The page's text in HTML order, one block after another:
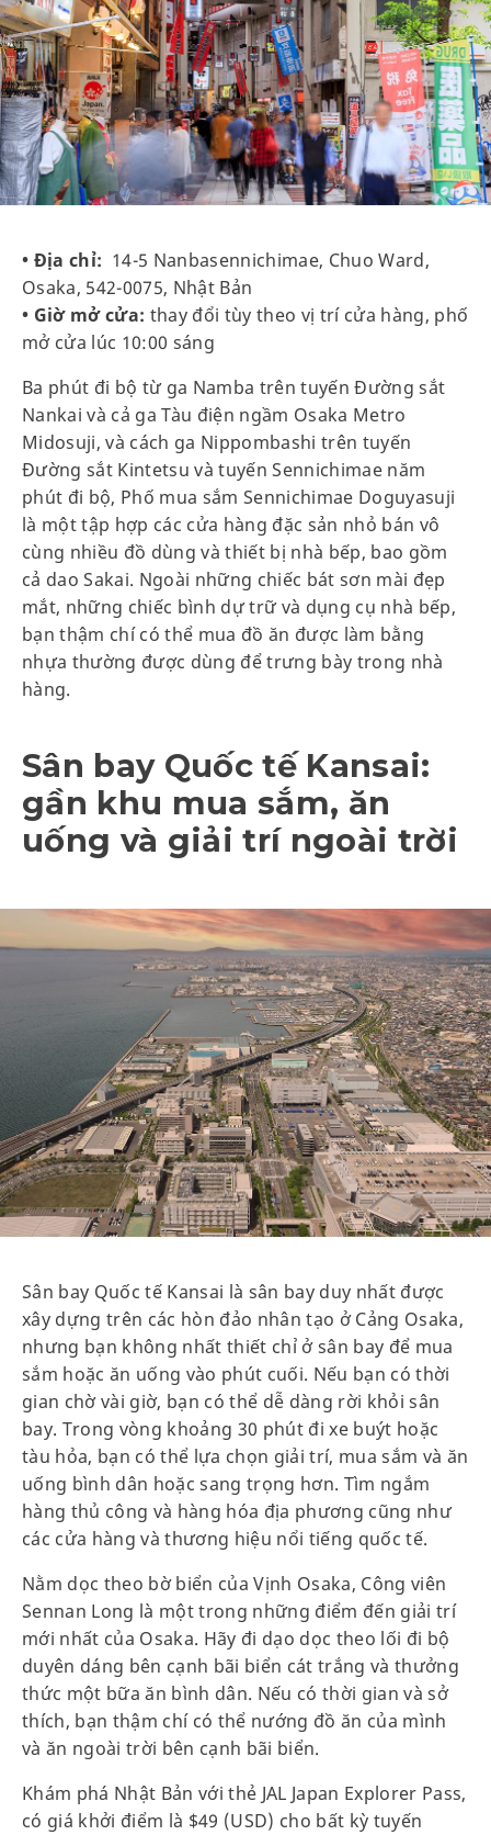
• Địa chỉ: 14-5 Nanbasennichimae, Chuo Ward,
Osaka, 542-0075, Nhật Bản
• Giờ mở cửa: thay đổi tùy theo vị trí cửa hàng, phố
mở cửa lúc 10:00 sáng
Ba phút đi bộ từ ga Namba trên tuyến Đường sắt
Nankai và cả ga Tàu điện ngầm Osaka Metro
Midosuji, và cách ga Nippombashi trên tuyến
Đường sắt Kintetsu và tuyến Sennichimae năm
phút đi bộ, Phố mua sắm Sennichimae Doguyasuji
là một tập hợp các cửa hàng đặc sản nhỏ bán vô
cùng nhiều đồ dùng và thiết bị nhà bếp, bao gồm
cả dao Sakai. Ngoài những chiếc bát sơn mài đẹp
mắt, những chiếc bình dự trữ và dụng cụ nhà bếp,
bạn thậm chí có thể mua đồ ăn được làm bằng
nhựa thường được dùng để trưng bày trong nhà
hàng.
Sân bay Quốc tế Kansai:
gần khu mua sắm, ăn
uống và giải trí ngoài trời
Sân bay Quốc tế Kansai là sân bay duy nhất được
xây dựng trên các hòn đảo nhân tạo ở Cảng Osaka,
nhưng bạn không nhất thiết chỉ ở sân bay để mua
sắm hoặc ăn uống vào phút cuối. Nếu bạn có thời
gian chờ vài giờ, bạn có thể dễ dàng rời khỏi sân
bay. Trong vòng khoảng 30 phút đi xe buýt hoặc
tàu hỏa, bạn có thể lựa chọn giải trí, mua sắm và ăn
uống bình dân hoặc sang trọng hơn. Tìm ngắm
hàng thủ công và hàng hóa địa phương cũng như
các cửa hàng và thương hiệu nổi tiếng quốc tế.
Nằm dọc theo bờ biển của Vịnh Osaka, Công viên
Sennan Long là một trong những điểm đến giải trí
mới nhất của Osaka. Hãy đi dạo dọc theo lối đi bộ
duyên dáng bên cạnh bãi biển cát trắng và thưởng
thức một bữa ăn bình dân. Nếu có thời gian và sở
thích, bạn thậm chí có thể nướng đồ ăn của mình
và ăn ngoài trời bên cạnh bãi biển.
Khám phá Nhật Bản với thẻ JAL Japan Explorer Pass,
có giá khởi điểm là $49 (USD) cho bất kỳ tuyến